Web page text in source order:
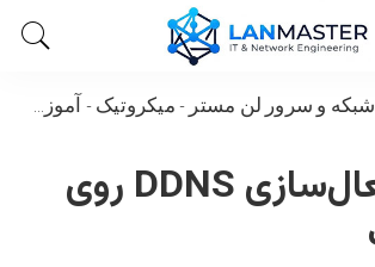
و سرور لن مستر - میکروتیک - آموزش فعال‌سازی DDNS روی میکروتیک
آموزش فعال‌سازی DDNS روی